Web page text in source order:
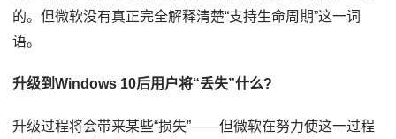
的。但微软没有真正完全解释清楚“支持生命周期”这一词
语。
升级到Windows 10后用户将“丢失”什么?
升级过程将会带来某些“损失”——但微软在努力使这一过程